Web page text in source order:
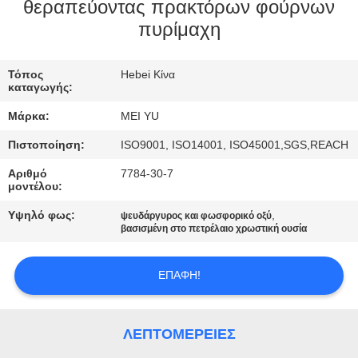
ΕΡΓΟΣΤΑΣΊΟΥ
ΠΟΙΌΤΗΤΑΣ
ΕΠΙΚΟΙΝΩΝΉΣΤΕ
ΜΑΣ
ΜΙΑ
ΠΡΟΣΦΟΡΆ
θεραπεύοντας πρακτόρων φούρνων
πυρίμαχη
Τόπος
καταγωγής:
Hebei Κίνα
Μάρκα: MEI YU
Πιστοποίηση: ISO9001, ISO14001, ISO45001,SGS,REACH
Αριθμό
μοντέλου:
7784-30-7
Υψηλό φως: ψευδάργυρος και φωσφορικό οξύ,
βασισμένη στο πετρέλαιο χρωστική ουσία
ΕΠΑΦΉ!
ΛΕΠΤΟΜΈΡΕΙΕΣ